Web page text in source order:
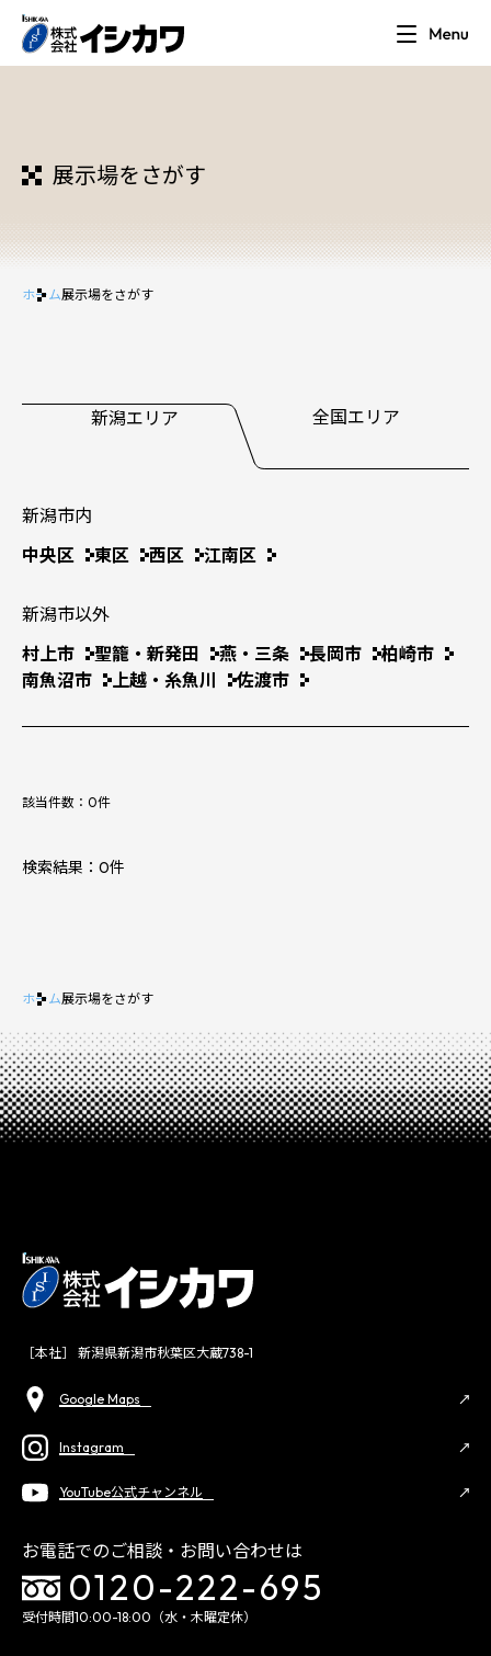
展示場をさがす
ホーム展示場をさがす
新潟エリア 全国エリア
新潟市内
中央区
東区 西区 江南区
新潟市以外
村上市
聖籠・新発田 燕・三条 長岡市
柏崎市
南魚沼市
上越・糸魚川 佐渡市
該当件数： 0件
検索結果：0件
ホーム展示場をさがす
［本社］ 新潟県新潟市秋葉区大蔵738-1
Google Maps
Instagram
YouTube公式チャンネル
お電話でのご相談・お問い合わせは
0120-222-695
受付時間10:00-18:00（水・木曜定休）